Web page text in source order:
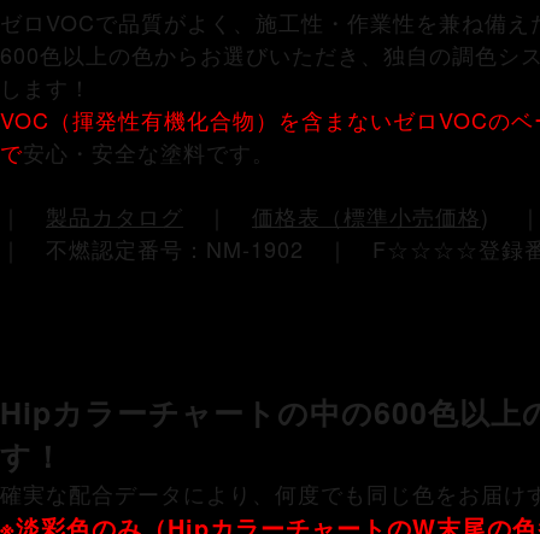
ゼロVOCで品質がよく、施工性・作業性を兼ね備
600色以上の色からお選びいただき、独自の調色シ
します！
VOC（揮発性有機化合物）を含まないゼロVOCの
で安心・安全な塗料です。
製品カタログ 価格表（標準小売価格)
｜ 不燃認定番号：NM-1902 ｜ F☆☆☆☆登録
Hipカラーチャートの中の600色以上
す！
確実な配合データにより、何度でも同じ色をお届け